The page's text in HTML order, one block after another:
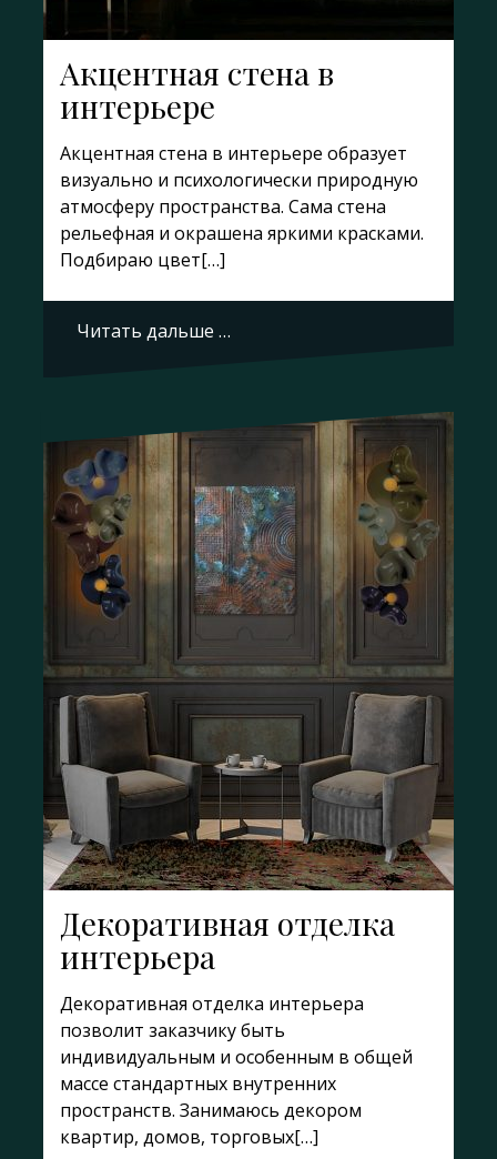
Акцентная стена в
интерьере
Акцентная стена в интерьере образует
визуально и психологически природную
атмосферу пространства. Сама стена
рельефная и окрашена яркими красками.
Подбираю цвет[…]
Читать дальше …
Декоративная отделка
интерьера
Декоративная отделка интерьера
позволит заказчику быть
индивидуальным и особенным в общей
массе стандартных внутренних
пространств. Занимаюсь декором
квартир, домов, торговых[…]